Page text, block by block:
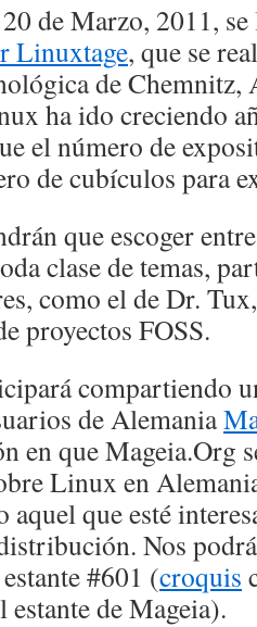
de Marzo, 2011, se
Linuxtage, que se
de Chemnitz,
ha ido creciendo
el número de
de cubículos para
que escoger
clase de temas,
como el de Dr.
proyectos FOSS.
compartiendo
de Alemania
en que Mageia.Org
Linux en
aquel que esté
Nos
#601 (croquis
estante de Mageia).